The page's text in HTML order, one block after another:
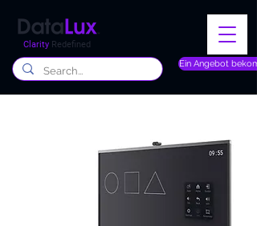
Ein Angebot
Clarity Redefined